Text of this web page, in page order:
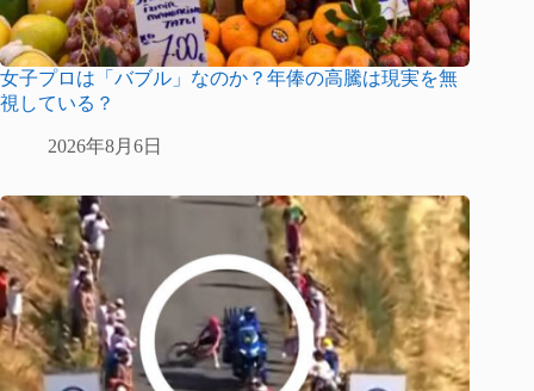
女子プロは「バブル」なのか？年俸の高騰は現実を無
視している？
2026年8月6日